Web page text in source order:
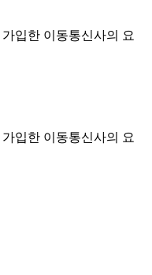
입한 이동통신사의 요
입한 이동통신사의 요